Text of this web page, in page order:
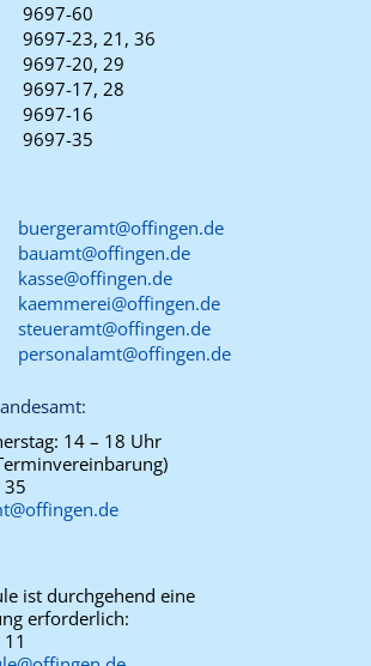
9697-60
9697-23, 21, 36
9697-20, 29
9697-17, 28
9697-16
9697-35
buergeramt@offingen.de
bauamt@offingen.de
kasse@offingen.de
kaemmerei@offingen.de
steueramt@offingen.de
personalamt@offingen.de
14 – 18 Uhr
35
ist durchgehend eine
erforderlich: